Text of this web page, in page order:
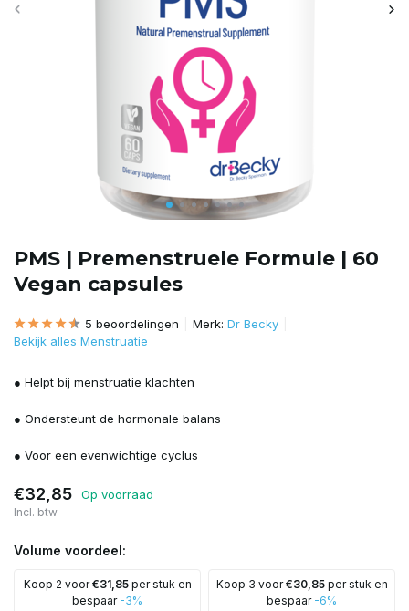
PMS | Premenstruele Formule | 60
Vegan capsules
5 beoordelingen Merk: Dr Becky
Bekijk alles Menstruatie
● Helpt bij menstruatie klachten
● Ondersteunt de hormonale balans
● Voor een evenwichtige cyclus
€32,85 Op voorraad
Incl. btw
Volume voordeel:
Koop 2 voor€31,85per stuk en
bespaar -3%
Koop 3 voor€30,85per stuk en
bespaar -6%